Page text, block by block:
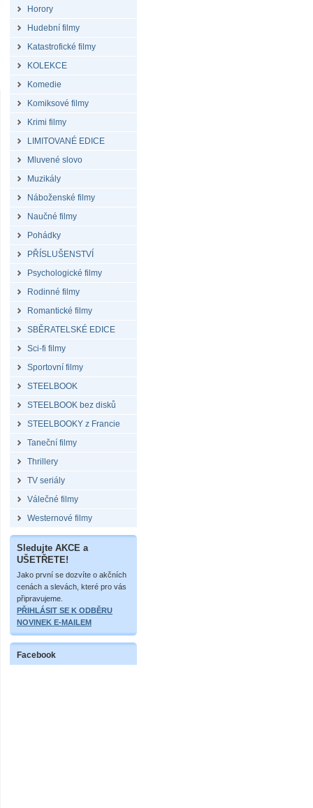
Horory
Hudební filmy
Katastrofické filmy
KOLEKCE
Komedie
Komiksové filmy
Krimi filmy
LIMITOVANÉ EDICE
Mluvené slovo
Muzikály
Náboženské filmy
Naučné filmy
Pohádky
PŘÍSLUŠENSTVÍ
Psychologické filmy
Rodinné filmy
Romantické filmy
SBĚRATELSKÉ EDICE
Sci-fi filmy
Sportovní filmy
STEELBOOK
STEELBOOK bez disků
STEELBOOKY z Francie
Taneční filmy
Thrillery
TV seriály
Válečné filmy
Westernové filmy
Sledujte AKCE a
UŠETŘETE!
Jako první se dozvíte o akčních
cenách a slevách, které pro vás
připravujeme.
PŘIHLÁSIT SE K ODBĚRU
NOVINEK E-MAILEM
Facebook